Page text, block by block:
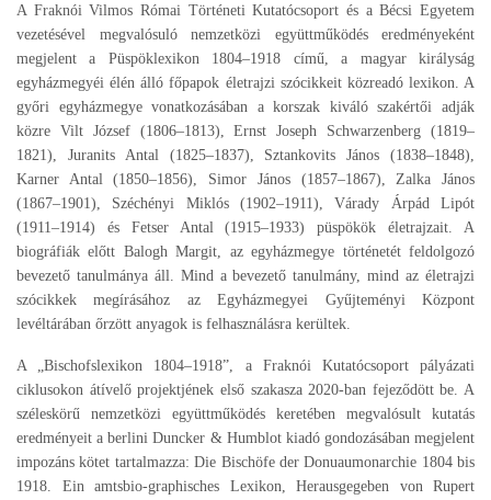
A Fraknói Vilmos Római Történeti Kutatócsoport és a Bécsi Egyetem
vezetésével megvalósuló nemzetközi együttműködés eredményeként
megjelent a Püspöklexikon 1804–1918 című, a magyar királyság
egyházmegyéi élén álló főpapok életrajzi szócikkeit közreadó lexikon. A
győri egyházmegye vonatkozásában a korszak kiváló szakértői adják
közre Vilt József (1806–1813), Ernst Joseph Schwarzenberg (1819–
1821), Juranits Antal (1825–1837), Sztankovits János (1838–1848),
Karner Antal (1850–1856), Simor János (1857–1867), Zalka János
(1867–1901), Széchényi Miklós (1902–1911), Várady Árpád Lipót
(1911–1914) és Fetser Antal (1915–1933) püspökök életrajzait. A
biográfiák előtt Balogh Margit, az egyházmegye történetét feldolgozó
bevezető tanulmánya áll. Mind a bevezető tanulmány, mind az életrajzi
szócikkek megírásához az Egyházmegyei Gyűjteményi Központ
levéltárában őrzött anyagok is felhasználásra kerültek.
A „Bischofslexikon 1804–1918”, a Fraknói Kutatócsoport pályázati
ciklusokon átívelő projektjének első szakasza 2020-ban fejeződött be. A
széleskörű nemzetközi együttműködés keretében megvalósult kutatás
eredményeit a berlini Duncker & Humblot kiadó gondozásában megjelent
impozáns kötet tartalmazza: Die Bischöfe der Donuaumonarchie 1804 bis
1918. Ein amtsbio-graphisches Lexikon, Herausgegeben von Rupert